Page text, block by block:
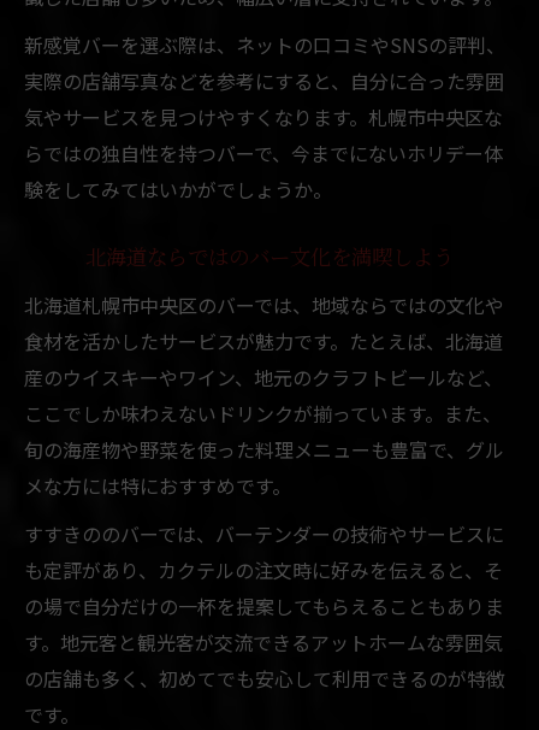
新感覚バーを選ぶ際は、ネットの口コミやSNSの評判、
実際の店舗写真などを参考にすると、自分に合った雰囲
気やサービスを見つけやすくなります。札幌市中央区な
らではの独自性を持つバーで、今までにないホリデー体
験をしてみてはいかがでしょうか。
北海道ならではのバー文化を満喫しよう
北海道札幌市中央区のバーでは、地域ならではの文化や
食材を活かしたサービスが魅力です。たとえば、北海道
産のウイスキーやワイン、地元のクラフトビールなど、
ここでしか味わえないドリンクが揃っています。また、
旬の海産物や野菜を使った料理メニューも豊富で、グル
メな方には特におすすめです。
すすきののバーでは、バーテンダーの技術やサービスに
も定評があり、カクテルの注文時に好みを伝えると、そ
の場で自分だけの一杯を提案してもらえることもありま
す。地元客と観光客が交流できるアットホームな雰囲気
の店舗も多く、初めてでも安心して利用できるのが特徴
です。